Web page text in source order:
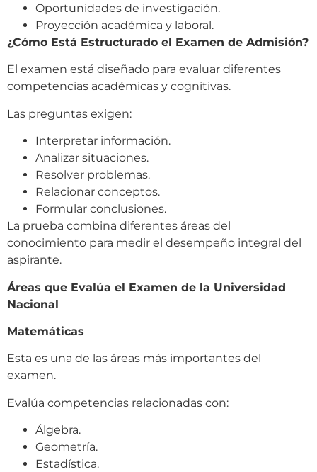
Oportunidades de investigación.
Proyección académica y laboral.
¿Cómo Está Estructurado el Examen de Admisión?
El examen está diseñado para evaluar diferentes
competencias académicas y cognitivas.
Las preguntas exigen:
Interpretar información.
Analizar situaciones.
Resolver problemas.
Relacionar conceptos.
Formular conclusiones.
La prueba combina diferentes áreas del
conocimiento para medir el desempeño integral del
aspirante.
Áreas que Evalúa el Examen de la Universidad
Nacional
Matemáticas
Esta es una de las áreas más importantes del
examen.
Evalúa competencias relacionadas con:
Álgebra.
Geometría.
Estadística.